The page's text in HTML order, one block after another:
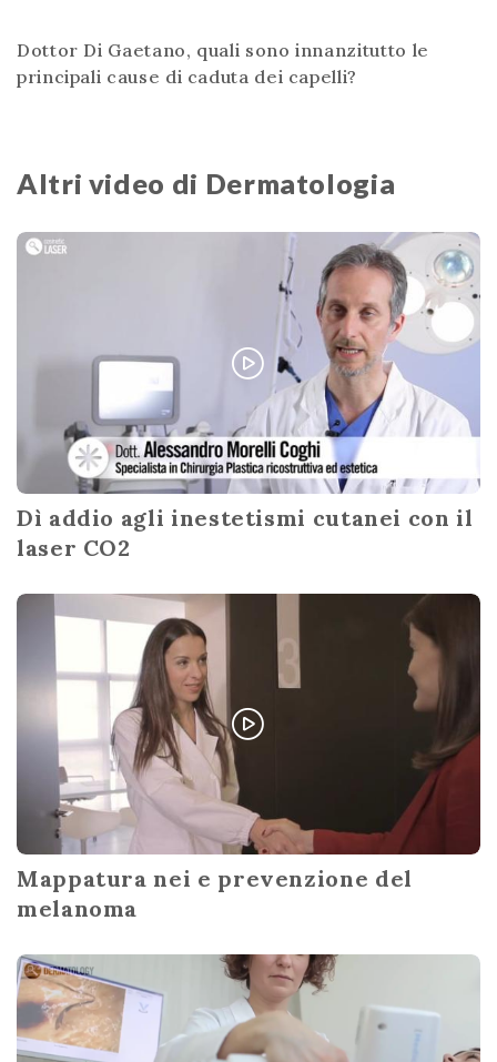
Dottor Di Gaetano, quali sono innanzitutto le
principali cause di caduta dei capelli?
Altri video di Dermatologia
Dì addio agli inestetismi cutanei con il
laser CO2
Mappatura nei e prevenzione del
melanoma